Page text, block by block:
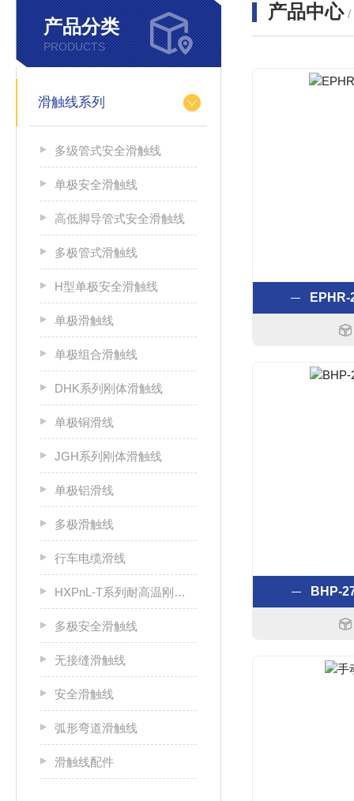
产品分类
PRODUCTS
滑触线系列
多级管式安全滑触线
单极安全滑触线
高低脚导管式安全滑触线
多极管式滑触线
H型单极安全滑触线
单极滑触线
单极组合滑触线
DHK系列刚体滑触线
单极铜滑线
JGH系列刚体滑触线
单极铝滑线
多极滑触线
行车电缆滑线
HXPnL-T系列耐高温刚体滑触线
多极安全滑触线
无接缝滑触线
安全滑触线
弧形弯道滑触线
滑触线配件
产品中心 /
BHP-